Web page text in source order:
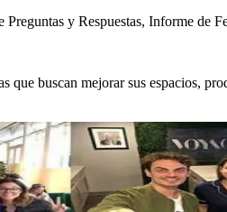
Preguntas y Respuestas, Informe de
que buscan mejorar sus espacios,